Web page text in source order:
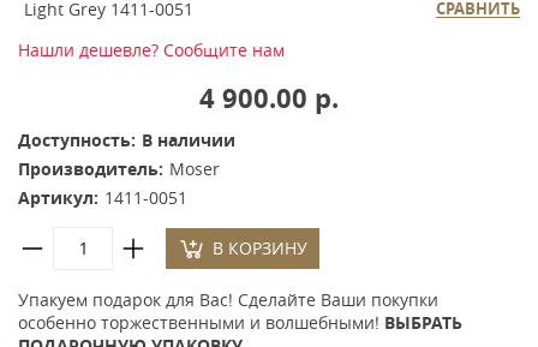
Light Grey 1411-0051
СРАВНИТЬ
Нашли дешевле? Сообщите нам
4 900.00 р.
Доступность: В наличии
Производитель: Moser
Артикул: 1411-0051
В КОРЗИНУ
Упакуем подарок для Вас! Сделайте Ваши покупки
особенно торжественными и волшебными! ВЫБРАТЬ